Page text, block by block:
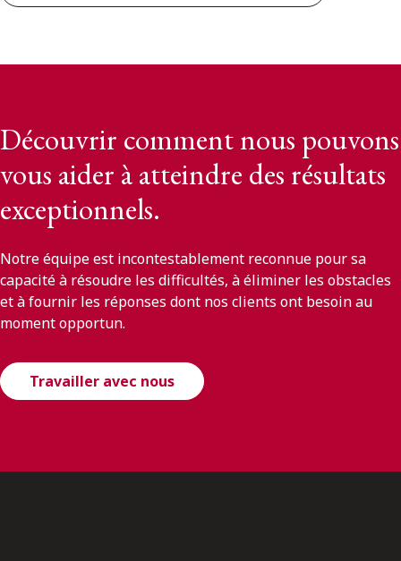
Découvrir comment nous pouvons
vous aider à atteindre des résultats
exceptionnels.
Notre équipe est incontestablement reconnue pour sa
capacité à résoudre les difficultés, à éliminer les obstacles
et à fournir les réponses dont nos clients ont besoin au
moment opportun.
Travailler avec nous